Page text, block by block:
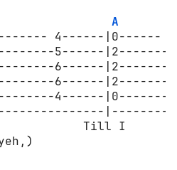
A
4------|0------
5------|2-------
6------|2-------
6------|2-------
4------|0-------
Till
yeh,)